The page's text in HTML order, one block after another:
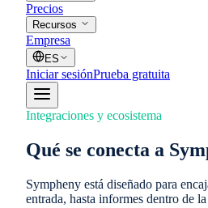
Precios
Recursos
Empresa
ES
Iniciar sesiónPrueba gratuita
Integraciones y ecosistema
Qué se conecta a
Sympheny está diseñado para
entrada, hasta informes dentro de